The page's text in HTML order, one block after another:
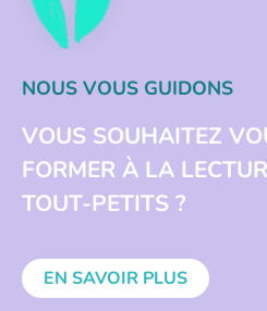
NOUS VOUS GUIDONS
VOUS SOUHAITEZ
FORMER À LA
TOUT-PETITS ?
EN SAVOIR PLUS